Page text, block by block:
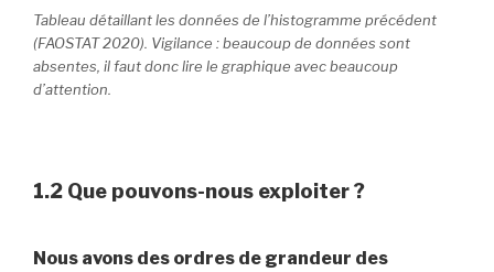
Tableau détaillant les données de l’histogramme précédent
(FAOSTAT 2020). Vigilance : beaucoup de données sont
absentes, il faut donc lire le graphique avec beaucoup
d’attention.
1.2 Que pouvons-nous exploiter ?
Nous avons des ordres de grandeur des